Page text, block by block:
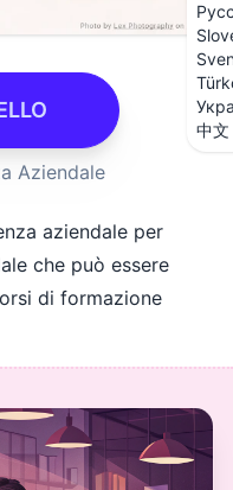
中文
Aziendale
aziendale per
che può essere
di formazione